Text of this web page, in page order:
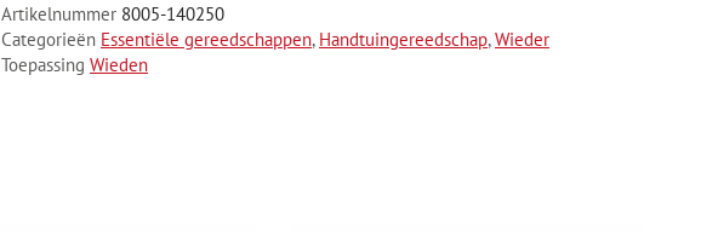
Artikelnummer 8005-140250
Categorieën Essentiële gereedschappen, Handtuingereedschap,Wieder
Toepassing Wieden